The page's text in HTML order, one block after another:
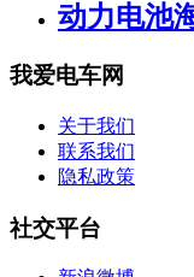
动力电池
我爱电车网
关于我们
联系我们
隐私政策
社交平台